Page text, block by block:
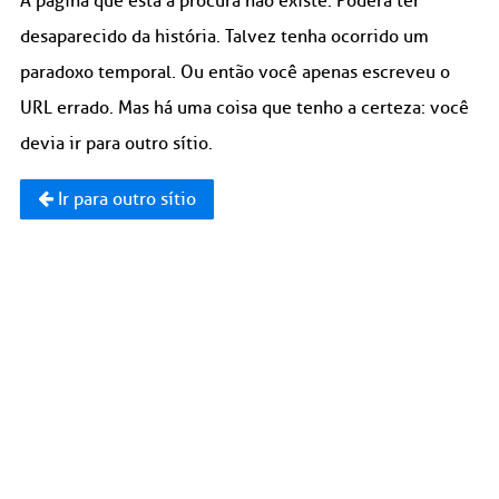
desaparecido da história. Talvez tenha ocorrido um
paradoxo temporal. Ou então você apenas escreveu o
URL errado. Mas há uma coisa que tenho a certeza: você
devia ir para outro sítio.
Ir para outro sítio